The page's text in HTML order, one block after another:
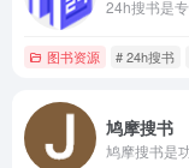
图书资源 # 24h搜书
鸠摩搜书